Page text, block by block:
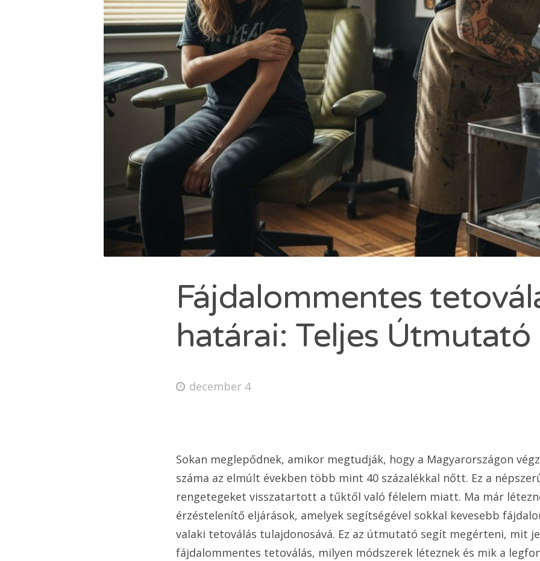
Fájdalommentes
határai: Teljes Útmutató
december 4
Sokan meglepődnek, amikor megtudják, hogy a Magyarországon
száma az elmúlt években több mint 40 százalékkal nőtt. Ez a
rengetegeket visszatartott a tűktől való félelem miatt. Ma már
érzéstelenítő eljárások, amelyek segítségével sokkal kevesebb
valaki tetoválás tulajdonosává. Ez az útmutató segít megérteni, mit
fájdalommentes tetoválás, milyen módszerek léteznek és mik a